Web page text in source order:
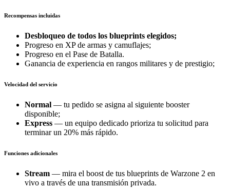
Recompensas incluidas
Desbloqueo de todos los blueprints elegidos;
Progreso en XP de armas y camuflajes;
Progreso en el Pase de Batalla.
Ganancia de experiencia en rangos militares y de prestigio;
Velocidad del servicio
Normal — tu pedido se asigna al siguiente booster
disponible;
Express — un equipo dedicado prioriza tu solicitud para
terminar un 20% más rápido.
Funciones adicionales
Stream — mira el boost de tus blueprints de Warzone 2 en
vivo a través de una transmisión privada.